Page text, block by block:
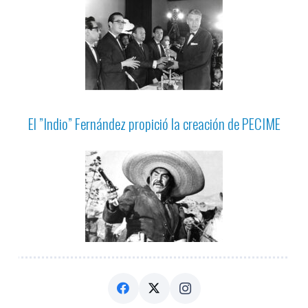
El ”Indio” Fernández propició la creación de PECIME